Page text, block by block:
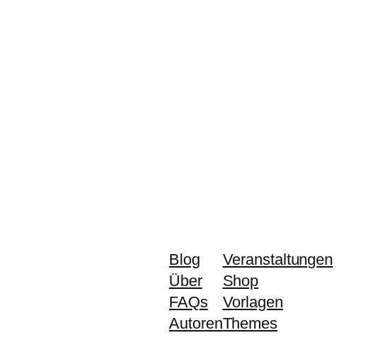
Blog
Über
FAQs
Autoren
Veranstaltungen
Shop
Vorlagen
Themes